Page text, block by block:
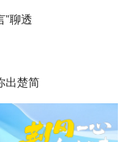
”聊透
出楚简